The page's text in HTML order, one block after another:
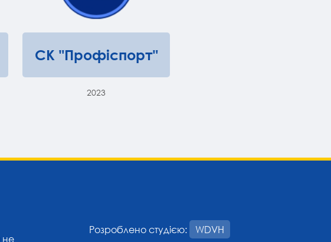
СК "Профіспорт"
2023
не
Розроблено студією: WDVH